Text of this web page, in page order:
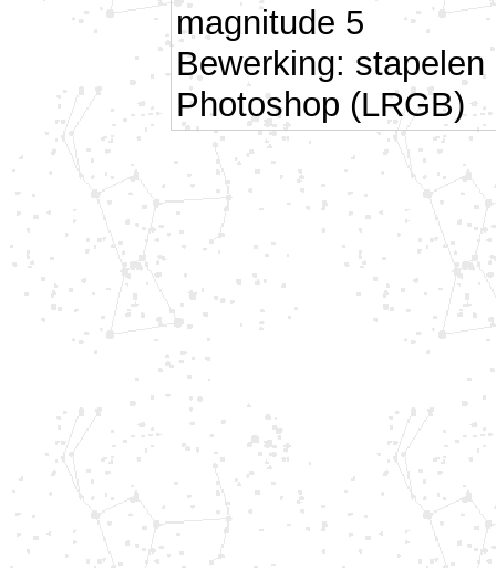
magnitude 5
Bewerking:
Photoshop (LRGB)